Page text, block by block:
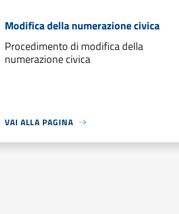
Modifica della numerazione civica
Procedimento di modifica della
numerazione civica
VAI ALLA PAGINA